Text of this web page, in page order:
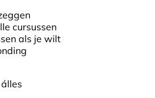
cursussen
als je wilt